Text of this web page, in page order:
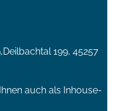
199, 45257
auch als Inhouse-